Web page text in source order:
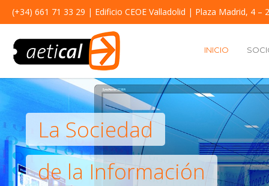
(+34) 661 71 33 29 | Edificio CEOE Valladolid | Plaza Madrid, 4 –
INICIO
de la Información
La Sociedad